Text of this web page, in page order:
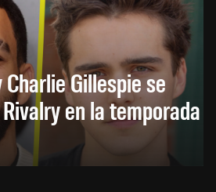
Gillespie se
en la temporada